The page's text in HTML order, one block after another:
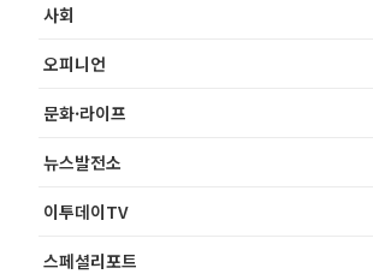
사회
오피니언
문화·라이프
뉴스발전소
이투데이TV
스페셜리포트